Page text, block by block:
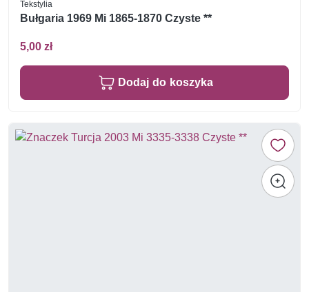
Tekstylia
Bułgaria 1969 Mi 1865-1870 Czyste **
5,00 zł
Dodaj do koszyka